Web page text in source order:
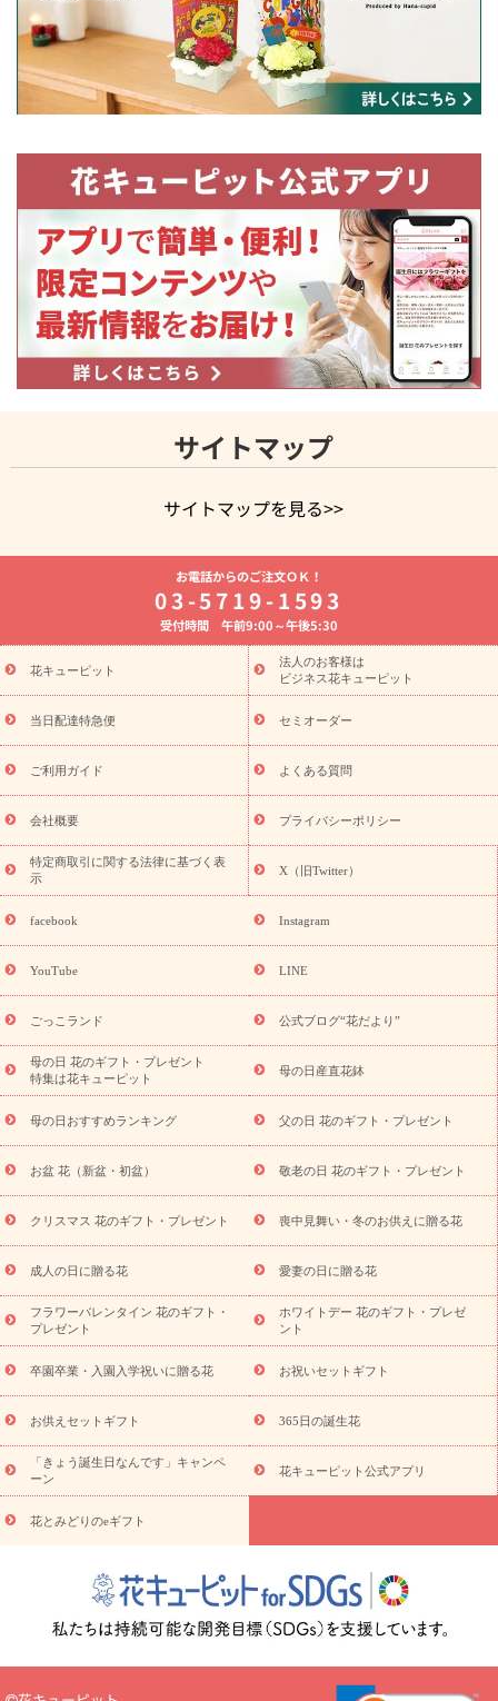
サイトマップ
サイトマップを見る>>
よく贈られる花
お祝いの花特集
誕生日フラワーギフト特集
8月の誕生花(トルコキキョウ)
開店・開業祝い
お供え・お悔やみ お供え・お悔やみの花
通夜・葬儀に贈る花 胡蝶蘭・花鉢
ーブドフラワー
季節のイベント
ひまわり ギフト・プレゼント
特集
お盆 花（新盆・初盆） 季節のイベント
お盆 花（新
盆・初盆）
お盆 花（新盆・初盆）
お盆・お供え 花とセットギ
フト
お盆・お供え プリザーブドフラワー
ひまわり ギフト・プ
レゼント特集
夏の花贈り・お中元・暑中見舞い 花のギフト特集
敬老の日におくる花ギフト・プレゼント特集
花ギフト・プレゼント特集
敬老の日 花のおすすめランキング
敬
老の日 花鉢植えのギフト・プレゼント特集
敬老の日 花とセットギ
フト・プレゼント特集
敬老の日の花 全てのギフト一覧
キャン
ペーン
映画『ウォーターガーディアンズ』コラボキャンペーン
「きょう誕生日なんです」キャンペーン
誕生日の花を探す
誕生日フラワーギフト 誕生日フラワーギフト特集
(トルコキキョウ)
9月の誕生花(リンドウ)
ら探す
お祝いの花特集 当日配達特急便 お祝い商品一覧
念日
結婚祝い 出産祝い 退院祝い・快気祝い
寿祝い
プチギフト ペットのお祝いフラワー
供え・お悔やみ商品一覧
お供え・お悔やみの花
四十九日法要以
お供え プリザーブドフラワー
ペットのお供えフラワー
お盆（新
盆・初盆）
その他 お祝い返し お見舞い
お取り寄せギフト
ビジネス用
ご自宅用 観葉植物 ミディ胡蝶蘭
プリザーブ
ドフラワー
スタイルから探す アレンジメント 花束
スタ
ンド花
お祝い お供え・お悔やみ 胡蝶蘭 胡蝶蘭・花鉢
ディ胡蝶蘭・お祝い
ミディ胡蝶蘭・お供え
世界初の青色胡蝶蘭
観葉植物
観葉植物 産直多肉植物
プリザーブドフラワー
お祝い
お供え・お悔やみ 花とセットギフト
セミオーダー
プチギフト（hanamore -ハナモア-）
花とみどりのeギフト
キューピットのeGfit
カラー ピンク イエローオレンジ
レッ
ド
お花の種類 トルコキキョウ
お祝い お祝い・3000円～ お祝い・4000円～
お祝い・
5000円～
お祝い・7000円～ お祝い・ 10000円～
お供え・お
悔やみ
円～
お供え・お悔やみ・
読み物
いのマナー
定年退職祝いのマナー
お祝いを贈るときのマナー・
花キューピットのお祝いコラム一覧
誕生日のお花を「色
彩心理学」で選ぶ方法
結婚祝いの予算相場
出産祝いお役立ち情
お電話からのご注文ＯＫ！
03-5719-1593
受付時間 午前9:00～午後5:30
花キューピット
法人のお客様は
ビジネス花キューピット
当日配達特急便 セミオーダー
ご利用ガイド よくある質問
会社概要 プライバシーポリシー
特定商取引に関する法律に基づく表
示
X（旧Twitter）
facebook Instagram
YouTube LINE
ごっこランド 公式ブログ“花だより”
母の日 花のギフト・プレゼント
特集は花キューピット
母の日産直花鉢
母の日おすすめランキング 父の日 花のギフト・プレゼント
お盆 花（新盆・初盆） 敬老の日 花のギフト・プレゼント
クリスマス 花のギフト・プレゼント 喪中見舞い・冬のお供えに贈る花
成人の日に贈る花 愛妻の日に贈る花
フラワーバレンタイン 花のギフト・
プレゼント
ホワイトデー 花のギフト・プレゼ
ント
卒園卒業・入園入学祝いに贈る花 お祝いセットギフト
お供えセットギフト 365日の誕生花
「きょう誕生日なんです」キャンペ
ーン
花キューピット公式アプリ
花とみどりのeギフト